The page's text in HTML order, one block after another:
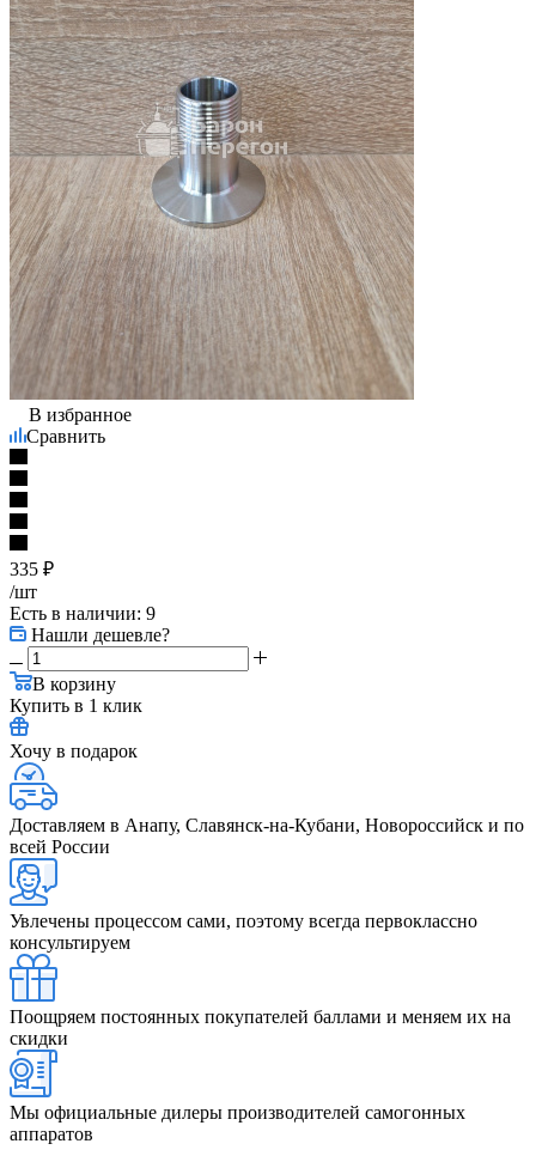
В избранное
Сравнить
335 ₽
/шт
Есть в наличии: 9
Нашли дешевле?
В корзину
Купить в 1 клик
Хочу в подарок
Доставляем в Анапу, Славянск-на-Кубани, Новороссийск и по
всей России
Увлечены процессом сами, поэтому всегда первоклассно
консультируем
Поощряем постоянных покупателей баллами и меняем их на
скидки
Мы официальные дилеры производителей самогонных
аппаратов